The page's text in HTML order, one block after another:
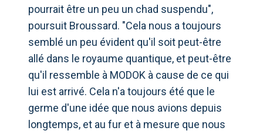
pourrait être un peu un chad suspendu",
poursuit Broussard. "Cela nous a toujours
semblé un peu évident qu'il soit peut-être
allé dans le royaume quantique, et peut-être
qu'il ressemble à MODOK à cause de ce qui
lui est arrivé. Cela n'a toujours été que le
germe d'une idée que nous avions depuis
longtemps, et au fur et à mesure que nous